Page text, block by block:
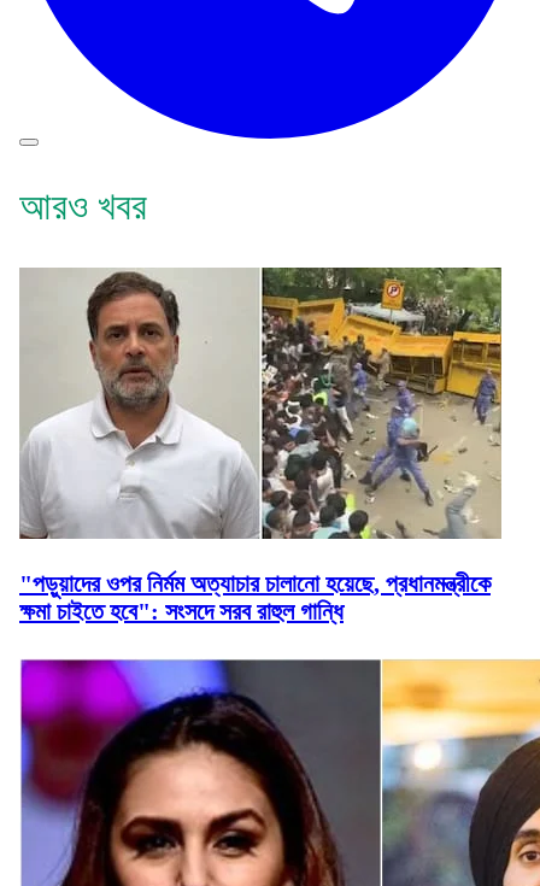
আরও খবর
"পড়ুয়াদের ওপর নির্মম অত্যাচার চালানো হয়েছে, প্রধানমন্ত্রীকে
ক্ষমা চাইতে হবে": সংসদে সরব রাহুল গান্ধি